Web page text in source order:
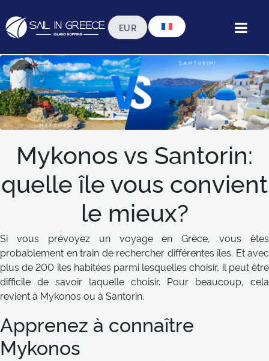
Mykonos vs Santorin: quelle
île vous convient le mieux?
Mykonos vs Santorin:
quelle île vous convient
le mieux?
Si vous prévoyez un voyage en Grèce, vous êtes
probablement en train de rechercher différentes îles. Et avec
plus de 200 îles habitées parmi lesquelles choisir, il peut être
difficile de savoir laquelle choisir. Pour beaucoup, cela
revient à Mykonos ou à Santorin.
Apprenez à connaître
Mykonos